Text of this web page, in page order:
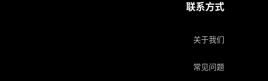
联系方式
关于我们
常见问题